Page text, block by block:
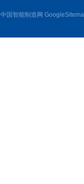
中国智能制造网